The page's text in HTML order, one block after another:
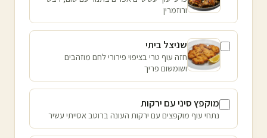
ורוזמרין
שניצל ביתי
חזה עוף טרי בציפוי פירורי לחם מוזהבים
ושומשום פריך
מוקפץ סיני עם ירקות
נתחי עוף מוקפצים עם ירקות העונה ברוטב אסייתי עשיר